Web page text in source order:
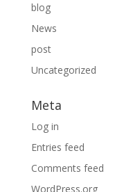
blog
News
post
Uncategorized
Meta
Log in
Entries feed
Comments feed
WordPress.org